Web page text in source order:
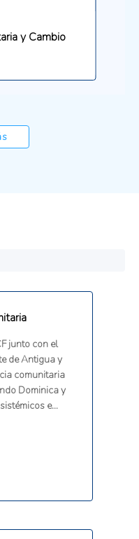
y Cambio
junto con el
de Antigua y
comunitaria
Dominica y
e